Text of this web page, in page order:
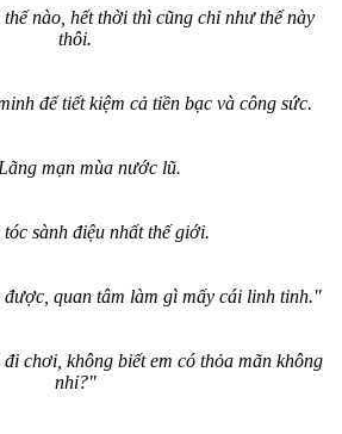
nào, hết thời thì cũng chỉ như thế này
thôi.
để tiết kiệm cả tiền bạc và công sức.
mạn mùa nước lũ.
sành điệu nhất thế giới.
quan tâm làm gì mấy cái linh tinh."
chơi, không biết em có thỏa mãn không
nhỉ?"